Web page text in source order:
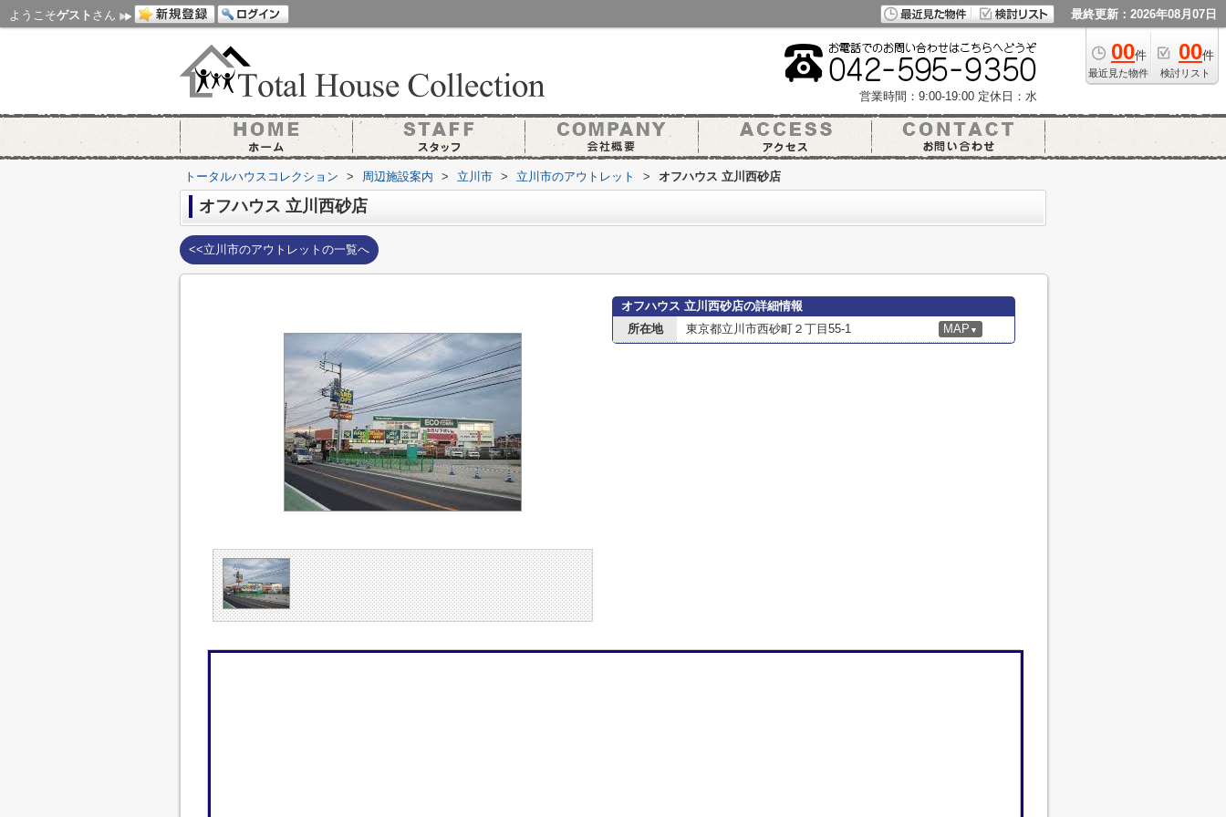
ようこそゲスト さん 最終更新：2026年08月07日
00件
最近見た物件
00件
検討リスト
営業時間：9:00-19:00 定休日：水
トータルハウスコレクション > 周辺施設案内 > 立川市 > 立川市のアウトレット > オフハウス 立川西砂店
オフハウス 立川西砂店
<<立川市のアウトレットの一覧へ
オフハウス 立川西砂店の詳細情報
所在地
東京都立川市西砂町２丁目55-1 MAP ▼